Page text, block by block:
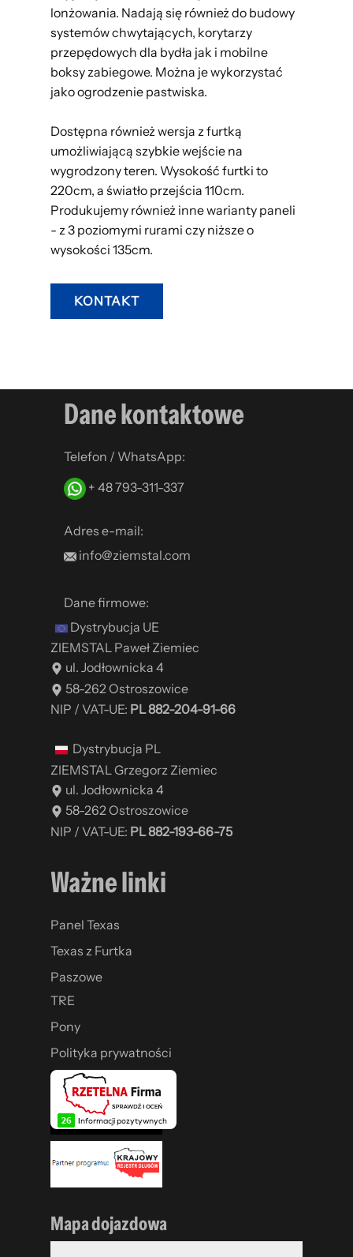
lonżowania. Nadają się również do budowy
systemów chwytających, korytarzy
przepędowych dla bydła jak i mobilne
boksy zabiegowe. Można je wykorzystać
jako ogrodzenie pastwiska.
Dostępna również wersja z furtką
umożliwiającą szybkie wejście na
wygrodzony teren. Wysokość furtki to
220cm, a światło przejścia 110cm.
Produkujemy również inne warianty paneli
- z 3 poziomymi rurami czy niższe o
wysokości 135cm.
KONTAKT
Dane kontaktowe
Telefon / WhatsApp:
+ 48 793-311-337
Adres e-mail:
info@ziemstal.com
Dane firmowe:
Dystrybucja UE ​
ZIEMSTAL Paweł Ziemiec
ul. Jodłownicka 4
58-262 Ostroszowice
NIP / VAT-UE: PL 882-204-91-66
​ Dystrybucja PL ​
ZIEMSTAL Grzegorz Ziemiec
ul. Jodłownicka 4
58-262 Ostroszowice
NIP / VAT-UE: PL 882-193-66-75
Ważne linki
Panel Texas
Texas z Furtka
Paszowe
TRE
Pony
Polityka prywatności
Mapa dojazdowa